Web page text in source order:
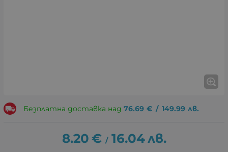
Безплатна доставка над 76.69 € / 149.99 лв.
8.20 € / 16.04лв.